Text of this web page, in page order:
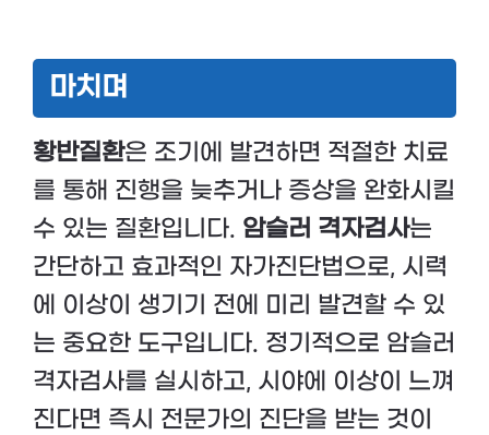
마치며
황반질환은 조기에 발견하면 적절한 치료
를 통해 진행을 늦추거나 증상을 완화시킬
수 있는 질환입니다. 암슬러 격자검사는
간단하고 효과적인 자가진단법으로, 시력
에 이상이 생기기 전에 미리 발견할 수 있
는 중요한 도구입니다. 정기적으로 암슬러
격자검사를 실시하고, 시야에 이상이 느껴
진다면 즉시 전문가의 진단을 받는 것이